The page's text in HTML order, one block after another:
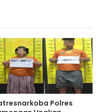
Polres